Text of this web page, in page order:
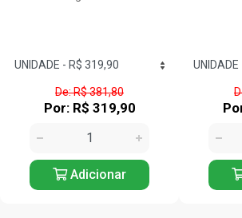
De: R$ 381,80
Por: R$ 319,90
Adicionar